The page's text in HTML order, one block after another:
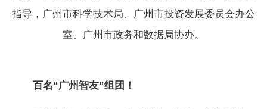
指导，广州市科学技术局、广州市投资发展委员会办公
室、广州市政务和数据局协办。
百名“广州智友”组团！